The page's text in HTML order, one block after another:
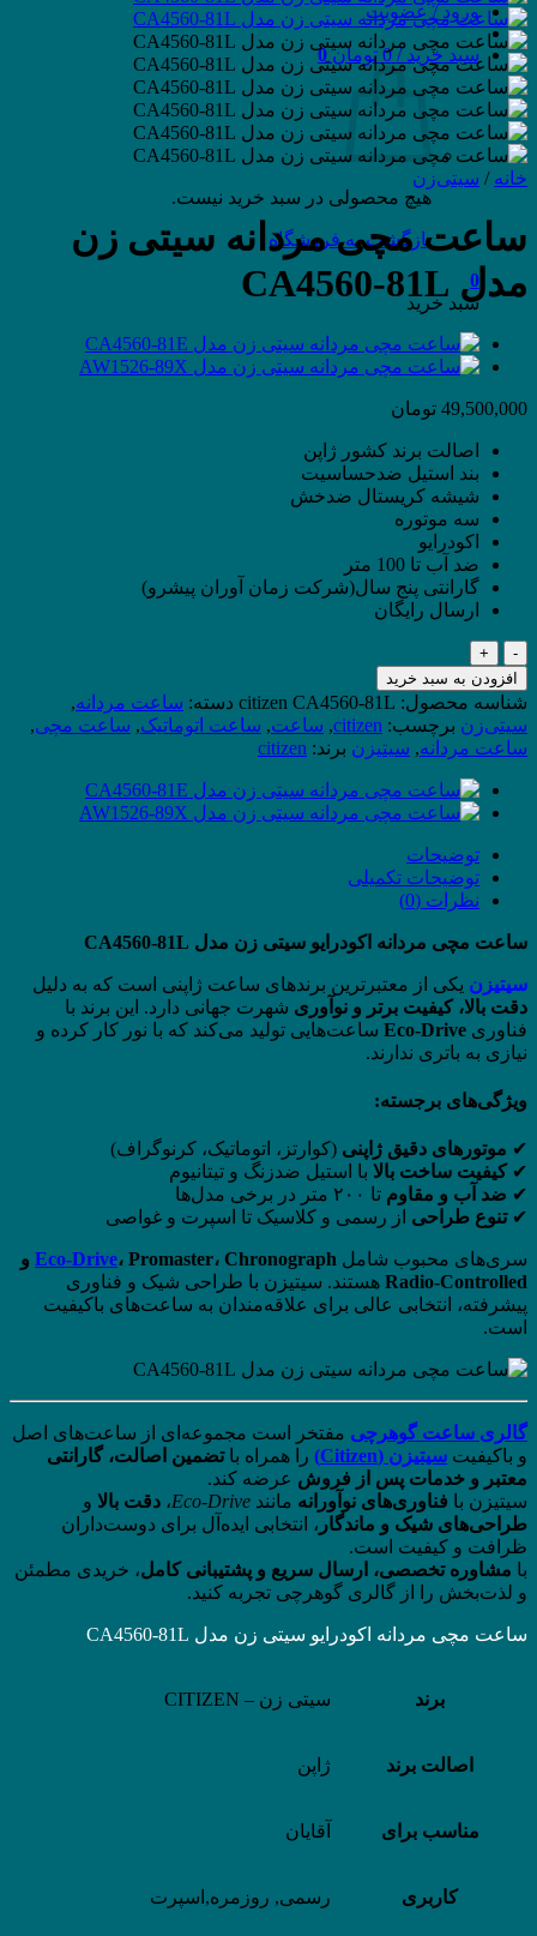
ورود / عضویت
سبد خرید /0 تومان 0
هیچ محصولی در سبد خرید نیست.
بازگشت به فروشگاه
0
سبد خرید
خانه / سیتی‌زن
ساعت مچی مردانه سیتی زن
مدل CA4560-81L
49,500,000 تومان
اصالت برند کشور ژاپن
بند استیل ضدحساسیت
شیشه کریستال ضدخش
سه موتوره
اکودرایو
ضد آب تا 100 متر
گارانتی پنج سال(شرکت زمان آوران پیشرو)
ارسال رایگان
ساعت
مچی
مردانه
سیتی
زن
CA4560-
81L
افزودن به سبد خرید
شناسه محصول: citizen CA4560-81L دسته: ساعت مردانه,
سیتی‌زن برچسب: citizen
, ساعت, ساعت اتوماتیک, ساعت مچی,
ساعت مردانه, سیتیزن برند: citizen
توضیحات
توضیحات تکمیلی
نظرات (0)
ساعت مچی مردانه اکودرایو سیتی زن مدل CA4560-81L
سیتیزن یکی از معتبرترین برندهای ساعت ژاپنی است که به دلیل
دقت بالا، کیفیت برتر و نوآوری شهرت جهانی دارد. این برند با
فناوری Eco-Drive ساعت‌هایی تولید می‌کند که با نور کار کرده و
نیازی به باتری ندارند.
ویژگی‌های برجسته:
✔ موتورهای دقیق ژاپنی (کوارتز، اتوماتیک، کرنوگراف)
✔کیفیت ساخت بالا با استیل ضدزنگ و تیتانیوم
✔ ضد آب و مقاوم تا ۲۰۰ متر در برخی مدل‌ها
✔تنوع طراحی از رسمی و کلاسیک تا اسپرت و غواصی
سری‌های محبوب شامل Eco-Drive ، Promaster، Chronograph و
Radio-Controlled هستند. سیتیزن با طراحی شیک و فناوری
پیشرفته، انتخابی عالی برای علاقه‌مندان به ساعت‌های باکیفیت
است.
گالری ساعت گوهرچی مفتخر است مجموعه‌ای از ساعت‌های اصل
و باکیفیت سیتیزن (Citizen) را همراه باتضمین اصالت، گارانتی
معتبر و خدمات پس از فروش عرضه کند.
سیتیزن با فناوری‌های نوآورانه مانند Eco-Drive، دقت بالا و
طراحی‌های شیک و ماندگار ، انتخابی ایده‌آل برای دوست‌داران
ظرافت و کیفیت است.
با مشاوره تخصصی، ارسال سریع و پشتیبانی کامل، خریدی مطمئن
و لذت‌بخش را از گالری گوهرچی تجربه کنید.
ساعت مچی مردانه اکودرایو سیتی زن مدل CA4560-81L
برند سیتی زن – CITIZEN
اصالت برند ژاپن
مناسب برای آقایان
کاربری رسمی, روزمره,اسپرت